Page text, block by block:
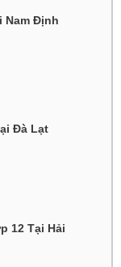
Nam Định
Đà Lạt
12 Tại Hải